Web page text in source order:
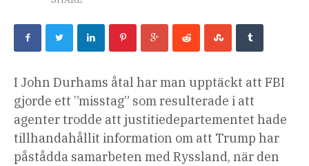
I John Durhams åtal har man upptäckt att FBI
gjorde ett ”misstag” som resulterade i att
agenter trodde att justitiedepartementet hade
tillhandahållit information om att Trump har
påstådda samarbeten med Ryssland, när den